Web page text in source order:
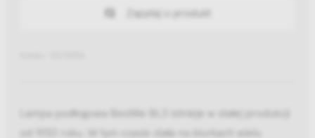
Zapytaj o produkt
Lampa podłogowa Bestlite BL3 istnieje w stałej produkcji
od 1930 roku. W tym czasie stała na biurkach wielu